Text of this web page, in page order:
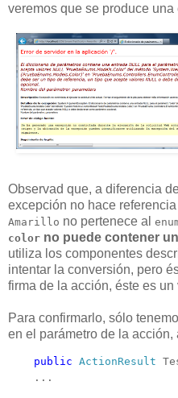
veremos que se produce una
Observad que, a diferencia
excepción no hace
Amarillo no pertenece al
color no puede contener
utiliza los componentes
intentar la conversión, pero
firma de la acción, éste es
Para confirmarlo, sólo
en el parámetro de la acción,
public ActionResult
...